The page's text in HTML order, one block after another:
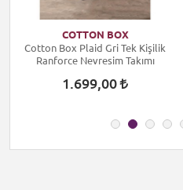
COTTON BOX
Cotton Box Plaid Gri Tek Kişilik
Ranforce Nevresim Takımı
1.699,00